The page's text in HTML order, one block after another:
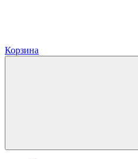
Корзина